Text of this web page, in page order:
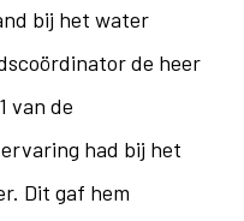
bij het water
de heer
van de
had bij het
Dit gaf hem